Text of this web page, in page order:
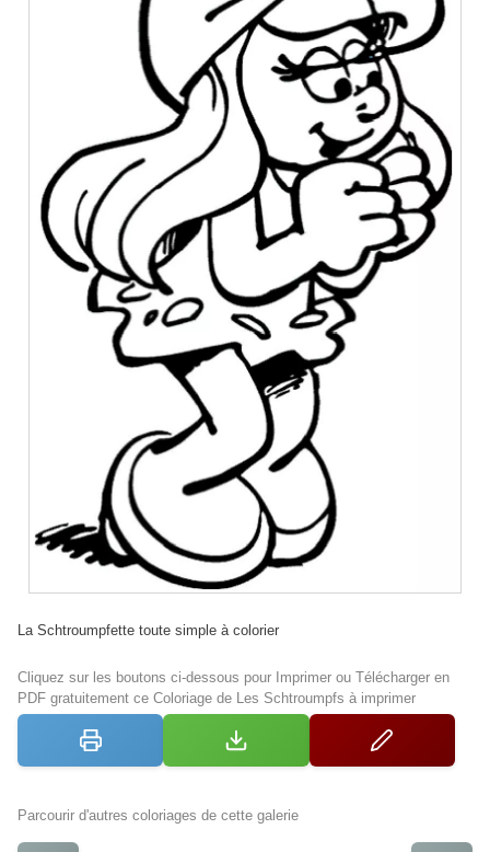
La Schtroumpfette toute simple à colorier
Cliquez sur les boutons ci-dessous pour Imprimer ou Télécharger en
PDF gratuitement ce Coloriage de Les Schtroumpfs à imprimer
Parcourir d'autres coloriages de cette galerie